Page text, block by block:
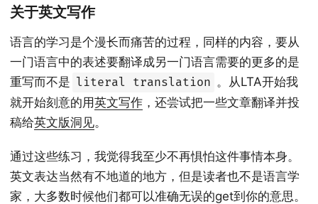
关于英文写作
语言的学习是个漫长而痛苦的过程，同样的内容，要从
一门语言中的表述要翻译成另一门语言需要的更多的是
重写而不是 literal translation 。从LTA开始我
就开始刻意的用英文写作 ，还尝试把一些文章翻译并投
稿给英文版洞见。
通过这些练习，我觉得我至少不再惧怕这件事情本身。
英文表达当然有不地道的地方，但是读者也不是语言学
家，大多数时候他们都可以准确无误的get到你的意思。